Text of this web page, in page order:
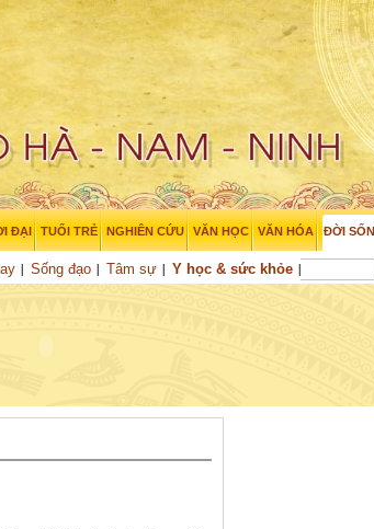
ĐẠI TUỔI TRẺ NGHIÊN CỨU VĂN HỌC VĂN HÓA ĐỜI
Sống đạo Tâm sự Y học & sức khỏe